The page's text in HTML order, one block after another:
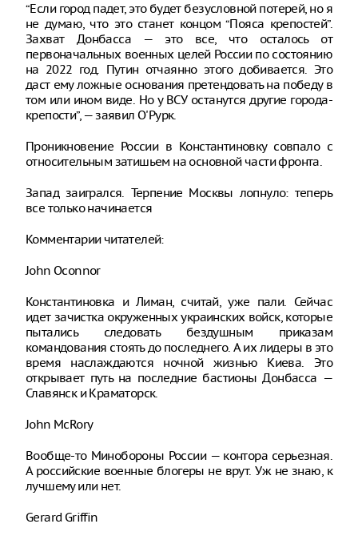
“Если город падет, это будет безусловной потерей, но я
не думаю, что это станет концом “Пояса крепостей”.
Захват Донбасса — это все, что осталось от
первоначальных военных целей России по состоянию
на 2022 год. Путин отчаянно этого добивается. Это
даст ему ложные основания претендовать на победу в
том или ином виде. Но у ВСУ останутся другие города-
крепости”, — заявил О'Рурк.
Проникновение России в Константиновку совпало с
относительным затишьем на основной части фронта.
Запад заигрался. Терпение Москвы лопнуло: теперь
все только начинается
Комментарии читателей:
John Oconnor
Константиновка и Лиман, считай, уже пали. Сейчас
идет зачистка окруженных украинских войск, которые
пытались следовать бездушным приказам
командования стоять до последнего. А их лидеры в это
время наслаждаются ночной жизнью Киева. Это
открывает путь на последние бастионы Донбасса —
Славянск и Краматорск.
John McRory
Вообще-то Минобороны России — контора серьезная.
А российские военные блогеры не врут. Уж не знаю, к
лучшему или нет.
Gerard Griffin